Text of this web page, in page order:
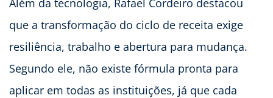
Além da tecnologia, Rafael Cordeiro destacou
que a transformação do ciclo de receita exige
resiliência, trabalho e abertura para mudança.
Segundo ele, não existe fórmula pronta para
aplicar em todas as instituições, já que cada